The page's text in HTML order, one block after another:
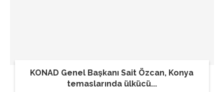
KONAD Genel Başkanı Sait Özcan, Konya
temaslarında ülkücü...